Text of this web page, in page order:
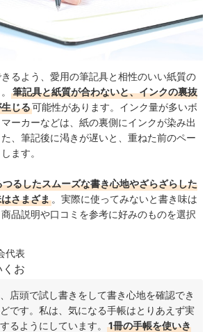
るよう、愛用の筆記具と相性のいい紙質の
筆記具と紙質が合わないと、インクの裏抜
じる可能性があります。インク量が多いボ
ーカーなどは、紙の裏側にインクが染み出
、筆記後に渇きが遅いと、重ねた前のペー
ます。
つるしたスムーズな書き心地やざらざらした
さまざま 。実際に使ってみないと書き味は
品説明や口コミを参考に好みのものを選択
代表
お
店頭で試し書きをして書き心地を確認でき
です。私は、気になる手帳はとりあえず実
るようにしています。
1冊の手帳を使いき